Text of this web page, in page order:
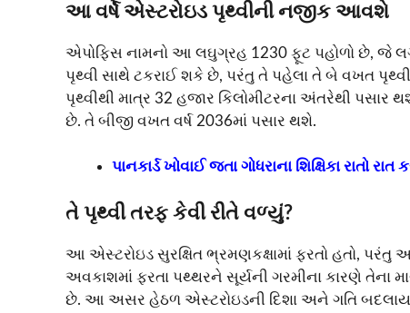
આ વર્ષે એસ્ટરોઇડ પૃથ્વીની નજીક આવશે
એપોફિસ નામનો આ લઘુગ્રહ 1230 ફૂટ પહોળો છે, જે
પૃથ્વી સાથે ટકરાઈ શકે છે, પરંતુ તે પહેલા તે બે વખત
પૃથ્વીથી માત્ર 32 હજાર કિલોમીટરના અંતરેથી
છે. તે બીજી વખત વર્ષ 2036માં પસાર થશે.
પાનકાર્ડ ખોવાઈ જતા ગોધરાના શિક્ષિકા રાતો
તે પૃથ્વી તરફ કેવી રીતે વળ્યું?
આ એસ્ટરોઇડ સુરક્ષિત ભ્રમણકક્ષામાં ફરતો હતો,
અવકાશમાં ફરતા પથ્થરને સૂર્યની ગરમીના કારણે તેના
છે. આ અસર હેઠળ એસ્ટરોઇડની દિશા અને ગતિ બદલાય